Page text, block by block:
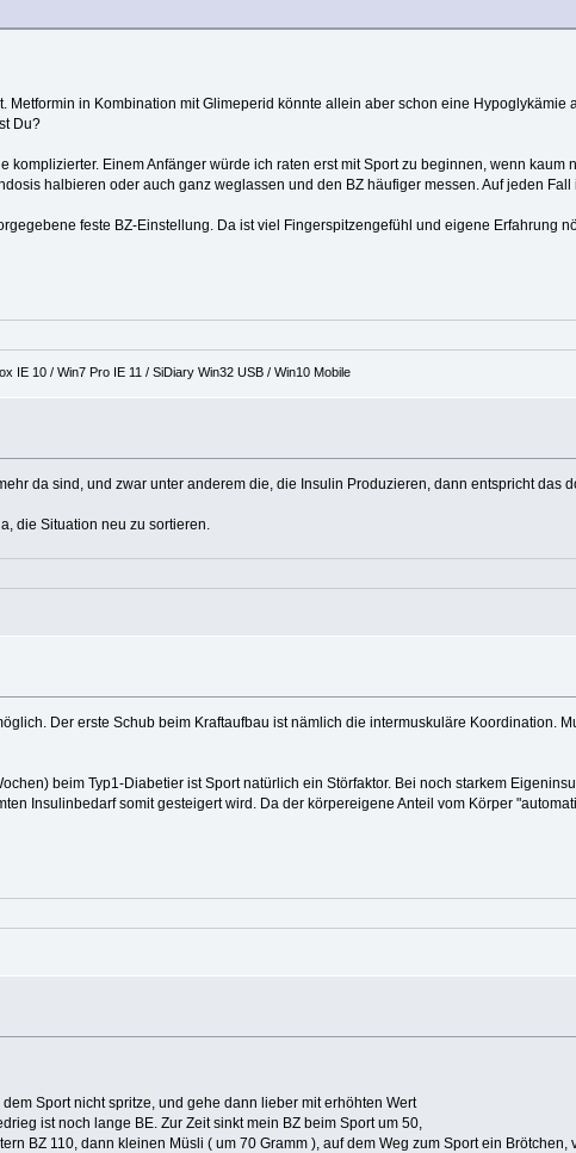
Metformin in Kombination mit Glimeperid könnte allein aber schon eine
Du?
komplizierter. Einem Anfänger würde ich raten erst mit Sport zu beginnen, wenn
halbieren oder auch ganz weglassen und den BZ häufiger messen. Auf jeden
feste BZ-Einstellung. Da ist viel Fingerspitzengefühl und eigene Erfahrung
IE 10 / Win7 Pro IE 11 / SiDiary Win32 USB / Win10 Mobile
da sind, und zwar unter anderem die, die Insulin Produzieren, dann entspricht das
die Situation neu zu sortieren.
Der erste Schub beim Kraftaufbau ist nämlich die intermuskuläre Koordination.
beim Typ1-Diabetier ist Sport natürlich ein Störfaktor. Bei noch starkem
Insulinbedarf somit gesteigert wird. Da der körpereigene Anteil vom Körper
Sport nicht spritze, und gehe dann lieber mit erhöhten Wert
ist noch lange BE. Zur Zeit sinkt mein BZ beim Sport um 50,
BZ 110, dann kleinen Müsli ( um 70 Gramm ), auf dem Weg zum Sport ein